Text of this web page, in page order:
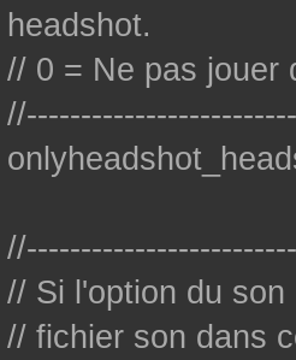
headshot.
// 0 = Ne pas jouer
// Si l'option du
// fichier son dans